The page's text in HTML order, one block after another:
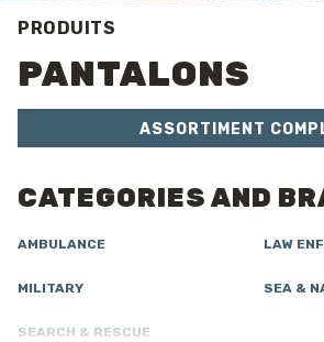
PRODUITS
PANTALONS
ASSORTIMENT
CATEGORIES AND
AMBULANCE LAW
MILITARY SEA &
SEARCH & RESCUE